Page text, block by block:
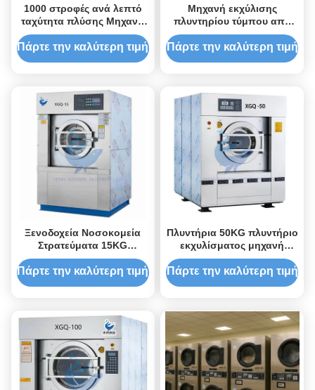
1000 στροφές ανά λεπτό
ταχύτητα πλύσης Μηχανή
εκχύλισης ντραμ
πλυντηρίου από
πλυντήριο
Πάρτε την καλύτερη τιμή
Μηχανή εκχύλισης
πλυντηρίου τύμπου από
ανοξείδωτο χάλυβα με
ψηφιακό έλεγχο και
Πάρτε την καλύτερη τιμή
Ξενοδοχεία Νοσοκομεία
Στρατεύματα 15KG
πλυντήριο εκχύλισμα
Μηχανή πλυντήριο
Πάρτε την καλύτερη τιμή
Πλυντήρια 50KG πλυντήριο
εκχυλίσματος μηχανή
πλήρως αυτόματη
βιομηχανική πλυντήριο
Πάρτε την καλύτερη τιμή